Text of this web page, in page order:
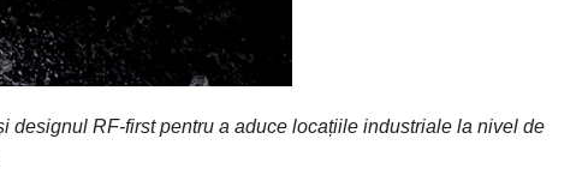
designul RF-first pentru a aduce locațiile industriale la nivel de